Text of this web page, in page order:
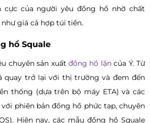
cực của người yêu đồng hồ nhờ chất
giá cả hợp túi tiền.
hồ Squale
chuyên sản xuất đồng hồ lặncủa Ý. Từ
quay trở lại với thị trường và đem đến
thống (dựa trên bộ máy ETA) và các
phiên bản đồng hồ phức tạp, chuyên
Hiện nay, các mẫu đồng hồ Squale